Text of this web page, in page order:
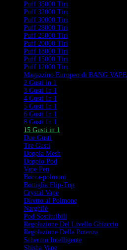
Puff 35000 Tiri
Puff 32000 Tiri
Puff 30000 Tiri
Puff 28000 Tiri
Puff 25000 Tiri
Puff 20000 Tiri
Puff 18000 Tiri
Puff 15000 Tiri
Puff 12000 Tiri
Magazzino Europeo di BANG VAPE
2 Gusti in 1
3 Gusti In 1
4 Gusti In 1
5 Gusti In 1
6 Gusti In 1
8 Gusti In 1
15 Gusti in 1
Due Gusti
Tre Gusti
Doppia Mesh
Doppio Pod
Vape Pen
Bocca-polmoni
Bottiglia Flip-Top
Crystal Vape
Diretto al Polmone
Narghilè
Pod Sostituibili
Regolazione Del Livello Ghiaccio
Regolazione Della Potenza
Schermo Intelligente
Shisha Vape